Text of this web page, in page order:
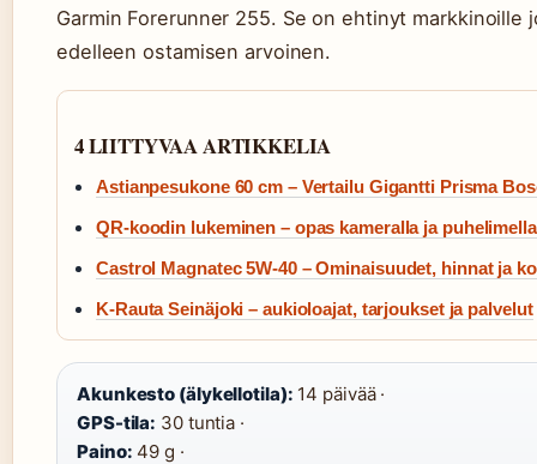
Garmin Forerunner 255. Se on ehtinyt
edelleen ostamisen arvoinen.
4 LIITTYVAA ARTIKKELIA
Astianpesukone 60 cm – Vertailu Gigantti Prisma
QR-koodin lukeminen – opas kameralla ja puhelimella
Castrol Magnatec 5W-40 – Ominaisuudet, hinnat ja
K-Rauta Seinäjoki – aukioloajat, tarjoukset ja palvelut
Akunkesto (älykellotila): 14 päivää ·
GPS-tila: 30 tuntia ·
Paino: 49 g ·